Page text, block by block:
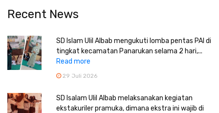
Recent News
SD Islam Ulil Albab mengukuti lomba pentas PAI di
tingkat kecamatan Panarukan selama 2 hari,...
Read more
29 Juli 2026
SD Isalam Ulil Albab melaksanakan kegiatan
ekstakuriler pramuka, dimana ekstra ini wajib di